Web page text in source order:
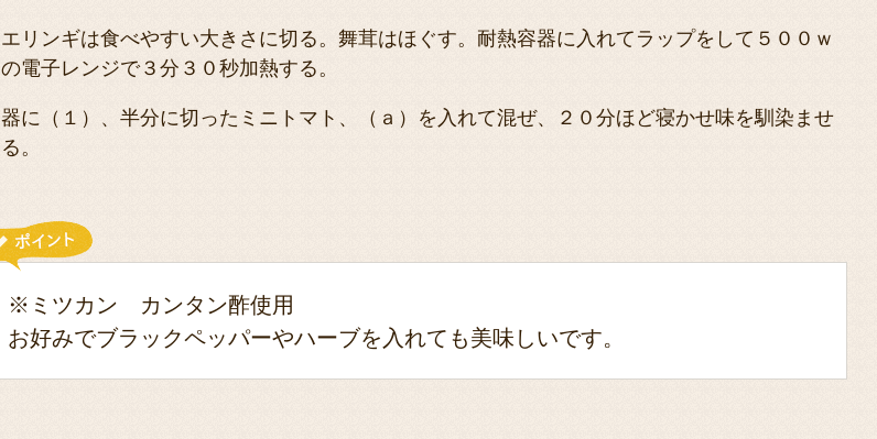
エリンギは食べやすい大きさに切る。舞茸はほぐす。耐熱容器に入れてラップをして５００ｗ
の電子レンジで３分３０秒加熱する。
器に（１）、半分に切ったミニトマト、（ａ）を入れて混ぜ、２０分ほど寝かせ味を馴染ませ
る。
※ミツカン カンタン酢使用
お好みでブラックペッパーやハーブを入れても美味しいです。